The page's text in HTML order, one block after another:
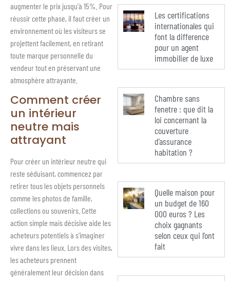
augmenter le prix jusqu'à 15%. Pour
réussir cette phase, il faut créer un
environnement où les visiteurs se
projettent facilement, en retirant
toute marque personnelle du
vendeur tout en préservant une
atmosphère attrayante.
Comment créer
un intérieur
neutre mais
attrayant
Pour créer un intérieur neutre qui
reste séduisant, commencez par
retirer tous les objets personnels
comme les photos de famille,
collections ou souvenirs. Cette
action simple mais décisive aide les
acheteurs potentiels à s'imaginer
vivre dans les lieux. Lors des visites,
les acheteurs prennent
généralement leur décision dans
Les certifications
internationales qui
font la difference
pour un agent
immobilier de luxe
Chambre sans
fenetre : que dit la
loi concernant la
couverture
d’assurance
habitation ?
Quelle maison pour
un budget de 160
000 euros ? Les
choix gagnants
selon ceux qui l’ont
fait